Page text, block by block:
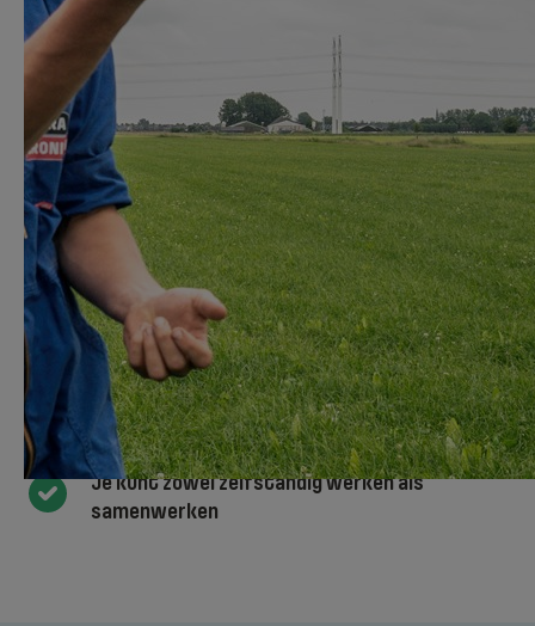
schoonmaken van de stallen en hokken. Als
de boer waar je later voor werkt een dagje
weg gaat, dan kan hij de werkzaamheden
met een gerust hart aan jou overlaten.
Je wilt graag met dieren werken
Je werkt graag buiten
Je kunt zowel zelfstandig werken als
samenwerken